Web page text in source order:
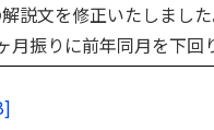
の解説文を
月振りに前年同月を下